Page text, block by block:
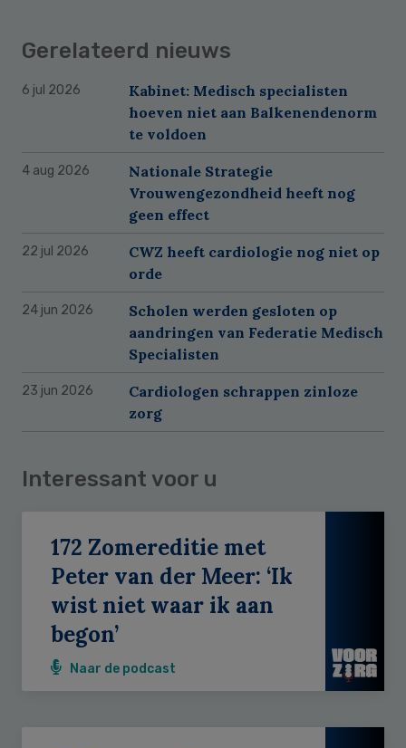
Gerelateerd nieuws
6 jul 2026
Kabinet: Medisch specialisten
hoeven niet aan Balkenendenorm
te voldoen
4 aug 2026
Nationale Strategie
Vrouwengezondheid heeft nog
geen effect
22 jul 2026
CWZ heeft cardiologie nog niet op
orde
24 jun 2026
Scholen werden gesloten op
aandringen van Federatie Medisch
Specialisten
23 jun 2026
Cardiologen schrappen zinloze
zorg
Interessant voor u
172 Zomereditie met
Peter van der Meer: ‘Ik
wist niet waar ik aan
begon’
Naar de podcast